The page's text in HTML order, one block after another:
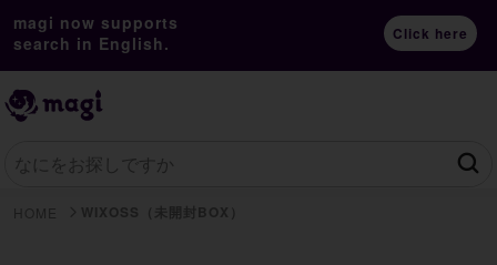
magi now supports
search in English.
Click here